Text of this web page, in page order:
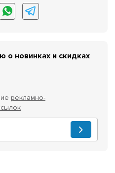
о новинках и скидках
рекламно-